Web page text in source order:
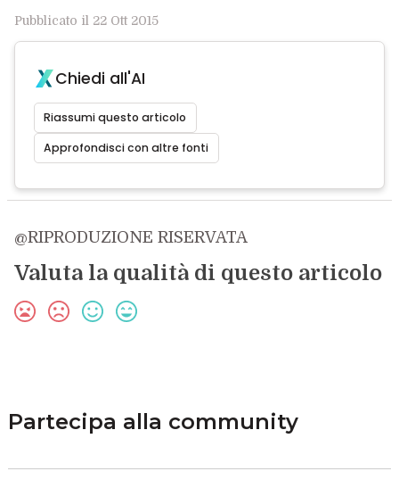
Pubblicato il 22 Ott 2015
Chiedi all'AI
Riassumi questo articolo
Approfondisci con altre fonti
@RIPRODUZIONE RISERVATA
Valuta la qualità di questo articolo
Partecipa alla community